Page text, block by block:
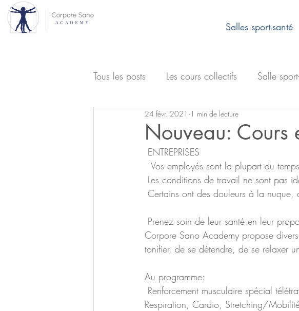
Salles sport-santé
Tous les posts Les cours collectifs Salle
Nouveau: Cours
24 févr. 2021 1 min de lecture
ENTREPRISES
Vos employés sont la plupart du
Les conditions de travail ne sont pas
Certains ont des douleurs à la nuque,
Prenez soin de leur santé en leur
Corpore Sano Academy propose
tonifier, de se détendre, de se relaxer
Au programme:
Respiration, Cardio, Stretching/